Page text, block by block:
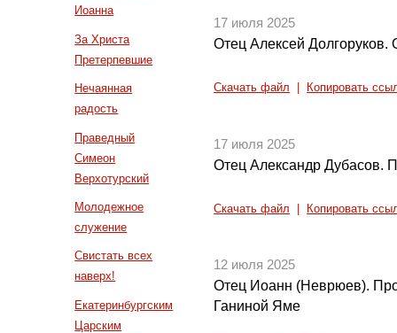
Иоанна
За Христа
Претерпевшие
Нечаянная
радость
Праведный
Симеон
Верхотурский
Молодежное
служение
Свистать всех
наверх!
Екатеринбургским
Царским
17 июля 2025
Отец Алексей Долгоруков.
Скачать файл Копировать
17 июля 2025
Отец Александр Дубасов.
Скачать файл Копировать
12 июля 2025
Отец Иоанн (Неврюев).
Ганиной Яме